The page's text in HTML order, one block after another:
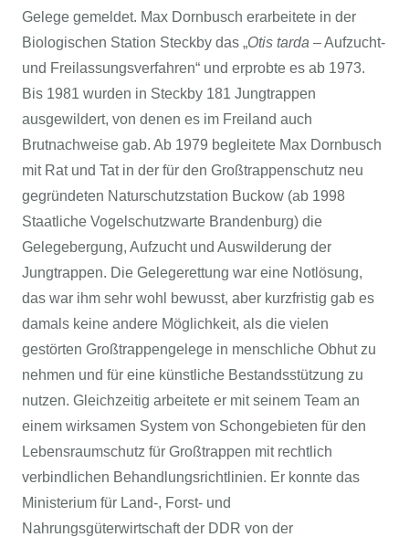
Gelege gemeldet. Max Dornbusch erarbeitete in der
Biologischen Station Steckby das „Otis tarda – Aufzucht-
und Freilassungsverfahren“ und erprobte es ab 1973.
Bis 1981 wurden in Steckby 181 Jungtrappen
ausgewildert, von denen es im Freiland auch
Brutnachweise gab. Ab 1979 begleitete Max Dornbusch
mit Rat und Tat in der für den Großtrappenschutz neu
gegründeten Naturschutzstation Buckow (ab 1998
Staatliche Vogelschutzwarte Brandenburg) die
Gelegebergung, Aufzucht und Auswilderung der
Jungtrappen. Die Gelegerettung war eine Notlösung,
das war ihm sehr wohl bewusst, aber kurzfristig gab es
damals keine andere Möglichkeit, als die vielen
gestörten Großtrappengelege in menschliche Obhut zu
nehmen und für eine künstliche Bestandsstützung zu
nutzen. Gleichzeitig arbeitete er mit seinem Team an
einem wirksamen System von Schongebieten für den
Lebensraumschutz für Großtrappen mit rechtlich
verbindlichen Behandlungsrichtlinien. Er konnte das
Ministerium für Land-, Forst- und
Nahrungsgüterwirtschaft der DDR von der